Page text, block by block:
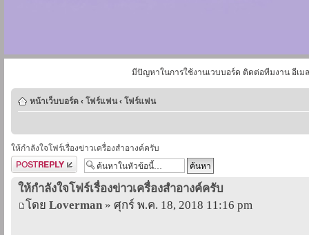
มีปัญหาในการใช้งานเวบบอร์ด ติดต่อทีมงาน อีเม
หน้าเว็บบอร์ด ‹ โฟร์แฟน ‹ โฟร์แฟน
ให้กำลังใจโฟร์เรื่องข่าวเครื่องสำอางค์ครับ
ตอบกระทู้
ให้กำลังใจโฟร์เรื่องข่าวเครื่องสำอางค์ครับ
โดย Loverman » ศุกร์ พ.ค. 18, 2018 11:16 pm